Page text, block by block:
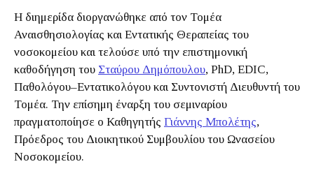
Η διημερίδα διοργανώθηκε από τον Τομέα
Αναισθησιολογίας και Εντατικής Θεραπείας του
νοσοκομείου και τελούσε υπό την επιστημονική
καθοδήγηση του Σταύρου Δημόπουλου, PhD, EDIC,
Παθολόγου–Εντατικολόγου και Συντονιστή Διευθυντή του
Τομέα. Την επίσημη έναρξη του σεμιναρίου
πραγματοποίησε ο Καθηγητής Γιάννης Μπολέτης,
Πρόεδρος του Διοικητικού Συμβουλίου του Ωνασείου
Νοσοκομείου.